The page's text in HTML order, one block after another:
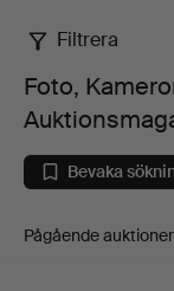
Foto,
Kameror
&
Optik
Filtrera
Foto,
Bevaka
Pågående auktioner